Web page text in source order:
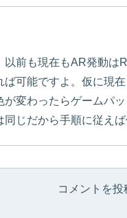
以前も現在もAR発動
ば可能ですよ。仮に現
が変わったらゲームパ
同じだから手順に従え
コメントを